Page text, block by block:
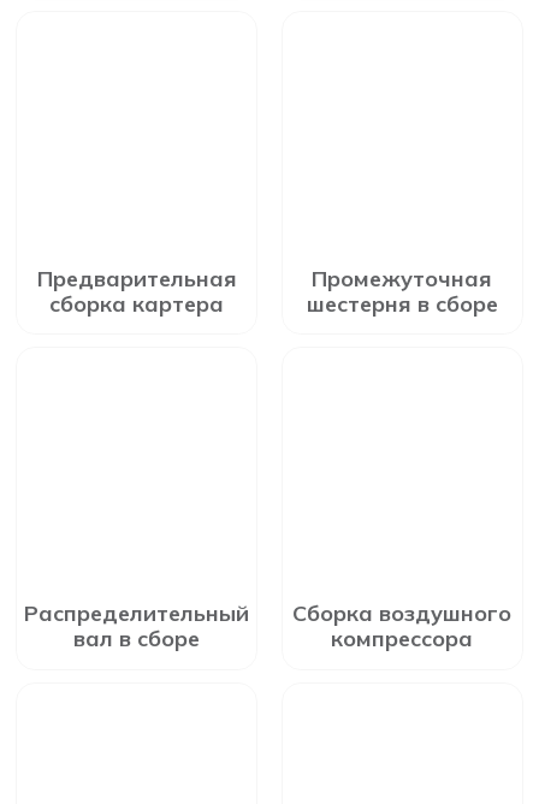
Предварительная
сборка картера
Промежуточная
шестерня в сборе
Распределительный
вал в сборе
Сборка воздушного
компрессора